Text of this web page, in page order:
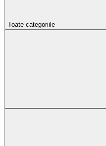
Toate categoriile